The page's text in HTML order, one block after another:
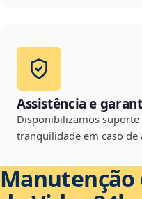
Assistência e
Disponibilizamos
tranquilidade em caso de
Manutenção